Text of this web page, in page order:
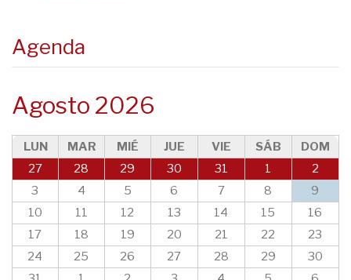
Agenda
Agosto 2026
LUN MAR MIÉ JUE VIE SÁB
DOM
27
28 29 30 31 1
2
3
4 5 6 7 8
9
10
11 12 13 14 15
16
17
18 19 20 21 22
23
24
25 26 27 28 29
30